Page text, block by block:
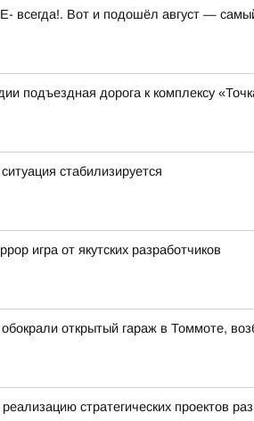
Вот и подошёл август — самый
подъездная дорога к комплексу
стабилизируется
игра от якутских разработчиков
открытый гараж в Томмоте,
стратегических проектов